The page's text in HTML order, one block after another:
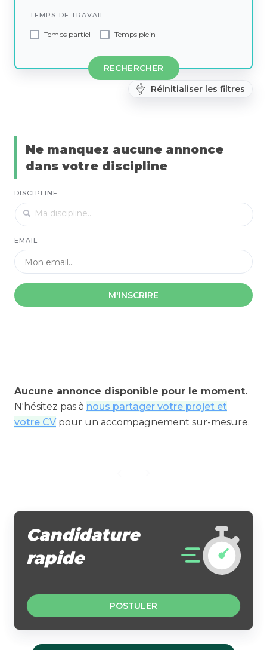
Réinitialiser les filtres
TEMPS DE TRAVAIL :
Temps partiel Temps plein
RECHERCHER
Ne manquez aucune annonce
dans votre discipline
DISCIPLINE
EMAIL
M'INSCRIRE
Aucune annonce disponible pour le moment.
N'hésitez pas à nous partager votre projet et
votre CVpour un accompagnement sur-mesure.
Candidature
rapide
POSTULER